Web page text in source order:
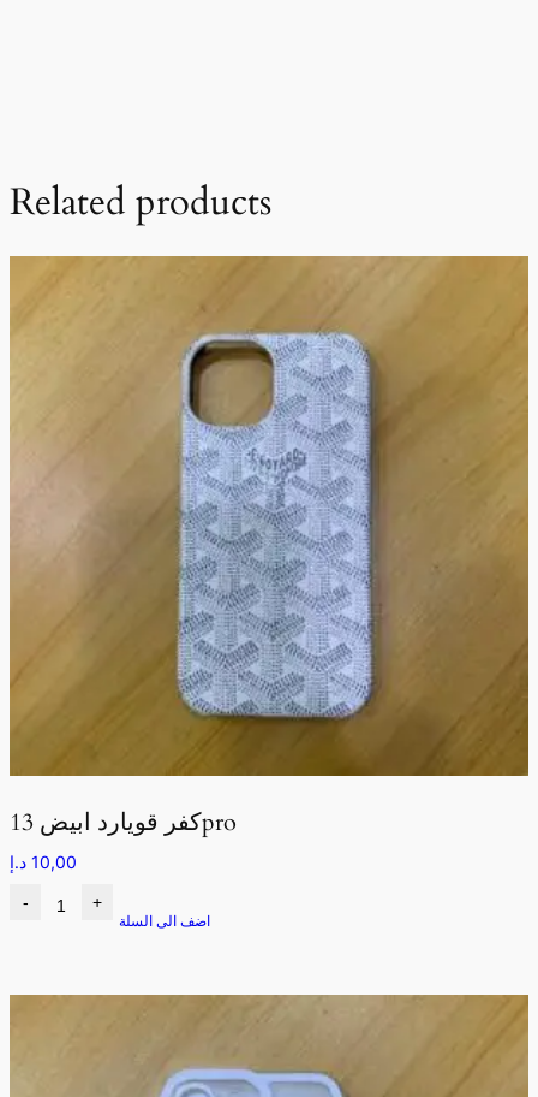
Related products
كفر قويارد ابيض 13pro
10,00 د.إ
- +
اضف الى السلة